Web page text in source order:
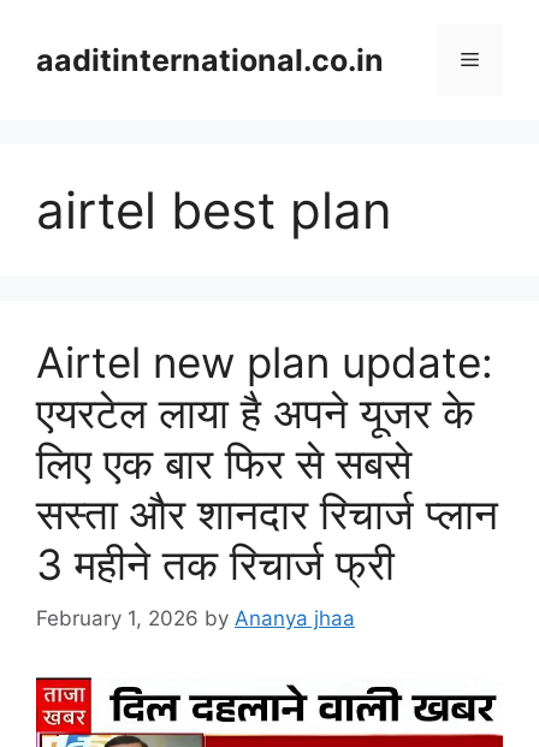
contentaaditinternational.co.in Menu
airtel best plan
Airtel new plan update:
एयरटेल लाया है अपने यूजर के
लिए एक बार फिर से सबसे
सस्ता और शानदार रिचार्ज प्लान
3 महीने तक रिचार्ज फ्री
February 1, 2026 by Ananya jhaa